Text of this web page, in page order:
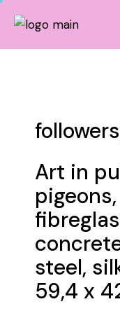
Art in
steel,
59,4 x